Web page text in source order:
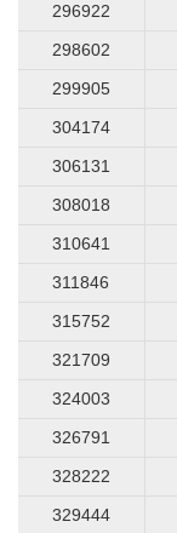
296922
298602
299905
304174
306131
308018
310641
311846
315752
321709
324003
326791
328222
329444